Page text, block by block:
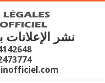
نشر الإعلانات